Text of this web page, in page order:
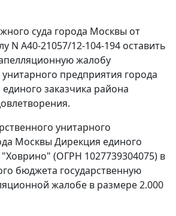
суда города Москвы от
N А40-21057/12-104-194 оставить
жалобу
унитарного предприятия города
заказчика района
унитарного
Москвы Дирекция единого
(ОГРН 1027739304075) в
бюджета государственную
жалобе в размере 2.000